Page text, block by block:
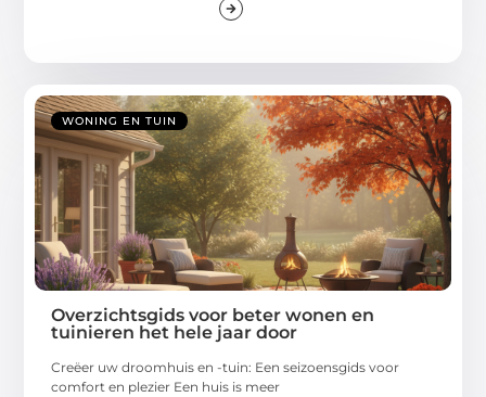
WONING EN TUIN
Overzichtsgids voor beter wonen en
tuinieren het hele jaar door
Creëer uw droomhuis en -tuin: Een seizoensgids voor
comfort en plezier Een huis is meer